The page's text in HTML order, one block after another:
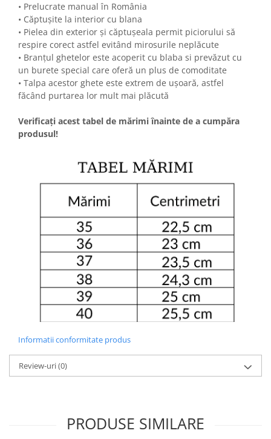
• Prelucrate manual în România
• Căptușite la interior cu blana
• Pielea din exterior și căptușeala permit piciorului să
respire corect astfel evitând mirosurile neplăcute
• Branțul ghetelor este acoperit cu blaba si prevăzut cu
un burete special care oferă un plus de comoditate
• Talpa acestor ghete este extrem de ușoară, astfel
făcând purtarea lor mult mai plăcută
Verificați acest tabel de mărimi înainte de a cumpăra
produsul!
Informatii conformitate produs
Review-uri(0)
PRODUSE SIMILARE